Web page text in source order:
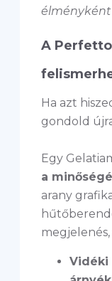
A
Ha azt
gondold
Egy
a
arany
megjelenés,
Vidéki